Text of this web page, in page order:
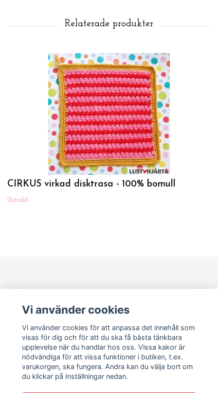
CIRKUS virkad disktrasa - 100% bomull
Slutsåld
Sociala medier
Om Pia Marianne
Vi använder cookies
Vi använder cookies för att anpassa det innehåll som
visas för dig och för att du ska få bästa tänkbara
upplevelse när du handlar hos oss. Vissa kakor är
nödvändiga för att vissa funktioner i butiken, t.ex.
varukorgen, ska fungera. Andra kan du välja bort om
du klickar på Inställningar nedan.